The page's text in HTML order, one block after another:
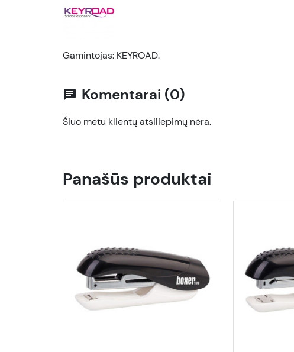
Gamintojas: KEYROAD.
chat Komentarai (0)
Šiuo metu klientų atsiliepimų nėra.
Panašūs produktai